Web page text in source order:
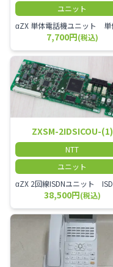
ユニット
7,700円(税込)
ZXSM-2IDSICOU-(1)
NTT
ユニット
38,500円(税込)